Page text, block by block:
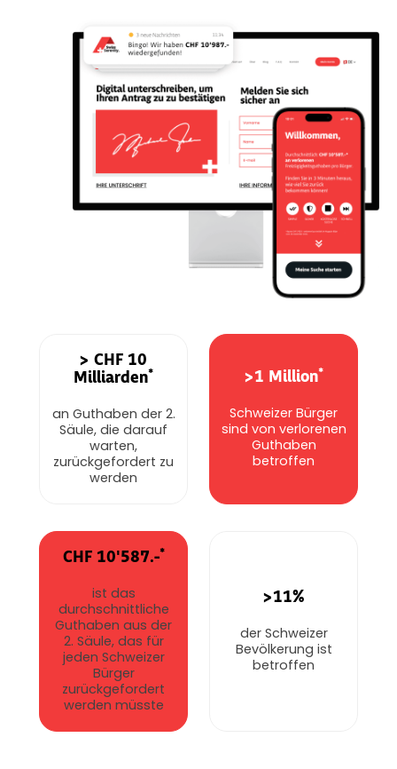
> CHF 10
Milliarden*
an Guthaben der 2.
Säule, die darauf
warten,
zurückgefordert zu
werden
>1 Million*
Schweizer Bürger
sind von verlorenen
Guthaben
betroffen
CHF 10'587.-*
ist das
durchschnittliche
Guthaben aus der
2. Säule, das für
jeden Schweizer
Bürger
zurückgefordert
werden müsste
>11%
der Schweizer
Bevölkerung ist
betroffen